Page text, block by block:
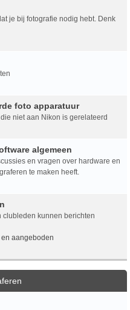
je bij fotografie nodig hebt. Denk
foto apparatuur
niet aan Nikon is gerelateerd
algemeen
en vragen over hardware en
te maken heeft.
clubleden kunnen berichten
aangeboden